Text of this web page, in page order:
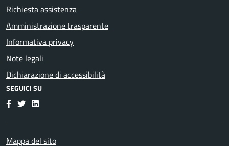
Richiesta assistenza
Amministrazione trasparente
Informativa privacy
Note legali
Dichiarazione di accessibilità
SEGUICI SU
Facebook
TwitterLinkedIn
Mappa del sito